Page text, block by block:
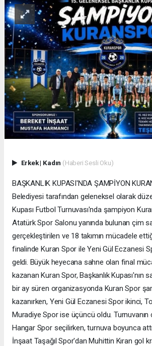
Erkek| Kadın (Haberi Sesli Oku)
BAŞKANLIK KUPASI'NDA ŞAMPİYON
Belediyesi tarafından geleneksel olarak
Kupası Futbol Turnuvası'nda şampiyon
Atatürk Spor Salonu yanında bulunan çim
gerçekleştirilen ve 18 takımın mücadele
finalinde Kuran Spor ile Yeni Gül Eczanesi
geldi. Büyük heyecana sahne olan final
kazanan Kuran Spor, Başkanlık Kupası'nın
bir ay süren organizasyonda Kuran Spor
kazanırken, Yeni Gül Eczanesi Spor ikinci,
Muradiye Spor ise üçüncü oldu. Turnuvanın
Hangar Spor seçilirken, turnuva boyunca
İnşaat Taşağıl Spor'dan Muhittin Kıran gol